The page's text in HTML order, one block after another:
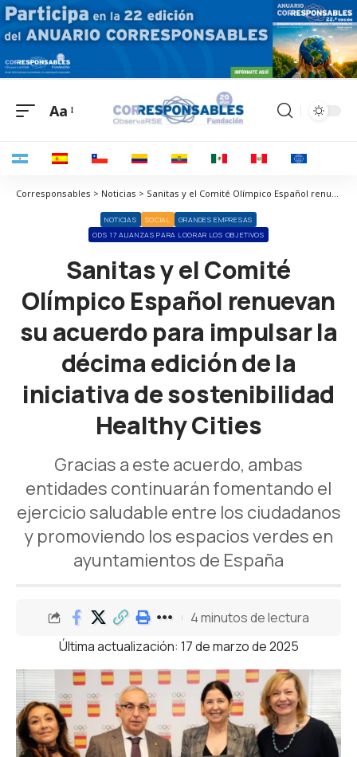
Aa
Corresponsables > Noticias > Sanitas y el Comité Olímpico Español renuevan su acuerdo para impulsar la décima edición de la iniciativa de sostenibilidad Healthy Cities
NOTICIAS SOCIAL
GRANDES EMPRESAS
ODS 17 ALIANZAS PARA LOGRAR LOS OBJETIVOS
Sanitas y el Comité
Olímpico Español renuevan
su acuerdo para impulsar la
décima edición de la
iniciativa de sostenibilidad
Healthy Cities
Gracias a este acuerdo, ambas
entidades continuarán fomentando el
ejercicio saludable entre los ciudadanos
y promoviendo los espacios verdes en
ayuntamientos de España
Última actualización: 17 de marzo de 2025
4 minutos de lectura